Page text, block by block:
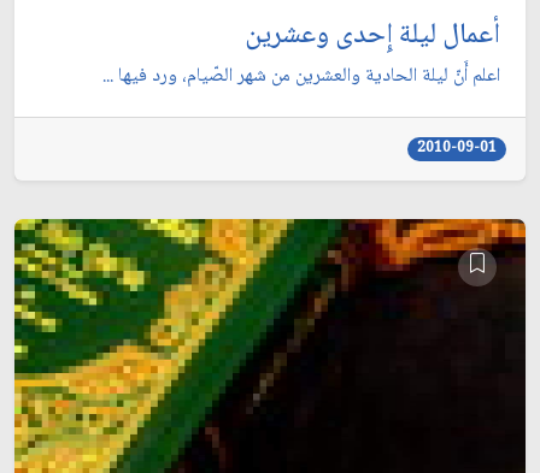
أعمال ليلة إِحدى وعشرين
اعلم أَنّ ليلة الحادية والعشرين من شهر الصّيام، ورد فيها ...
2010-09-01